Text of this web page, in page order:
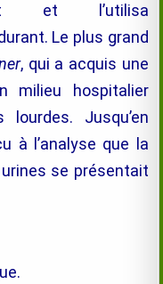
et l’utilisa
Le plus grand
, qui a acquis une
milieu hospitalier
Jusqu’en
à l’analyse que la
se présentait